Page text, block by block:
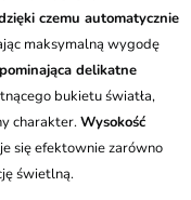
czemu automatycznie
maksymalną wygodę
delikatne
bukietu światła,
charakter.Wysokość
się efektownie zarówno
świetlną.